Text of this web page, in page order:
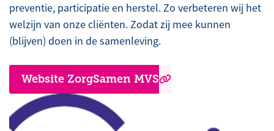
preventie, participatie en herstel. Zo verbeteren wij het
welzijn van onze cliënten. Zodat zij mee kunnen
(blijven) doen in de samenleving.
Website ZorgSamen MVS